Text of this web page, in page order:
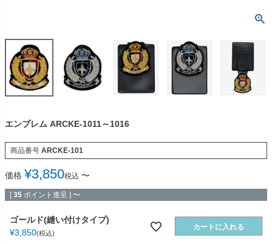
エンブレム ARCKE-1011～1016
商品番号 ARCKE-101
価格 ¥3,850税込 〜
[ 35 ポイント進呈 ] 〜
ゴールド(縫い付けタイプ)
¥3,850 税込
カートに入れる